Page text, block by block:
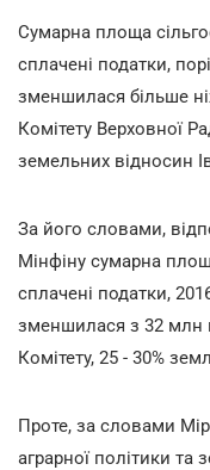
Сумарна площа
сплачені податки,
зменшилася більше
Комітету Верховної
земельних відносин
За його словами,
Мінфіну сумарна
сплачені податки,
зменшилася з 32 млн
Комітету, 25 - 30%
Проте, за словами
аграрної політики та